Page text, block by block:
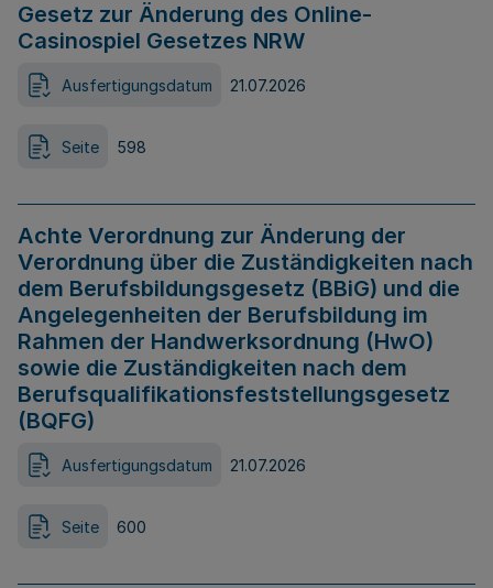
Gesetz zur Änderung des Online-
Casinospiel Gesetzes NRW
Ausfertigungsdatum 21.07.2026
Seite 598
Achte Verordnung zur Änderung der
Verordnung über die Zuständigkeiten nach
dem Berufsbildungsgesetz (BBiG) und die
Angelegenheiten der Berufsbildung im
Rahmen der Handwerksordnung (HwO)
sowie die Zuständigkeiten nach dem
Berufsqualifikationsfeststellungsgesetz
(BQFG)
Ausfertigungsdatum 21.07.2026
Seite 600